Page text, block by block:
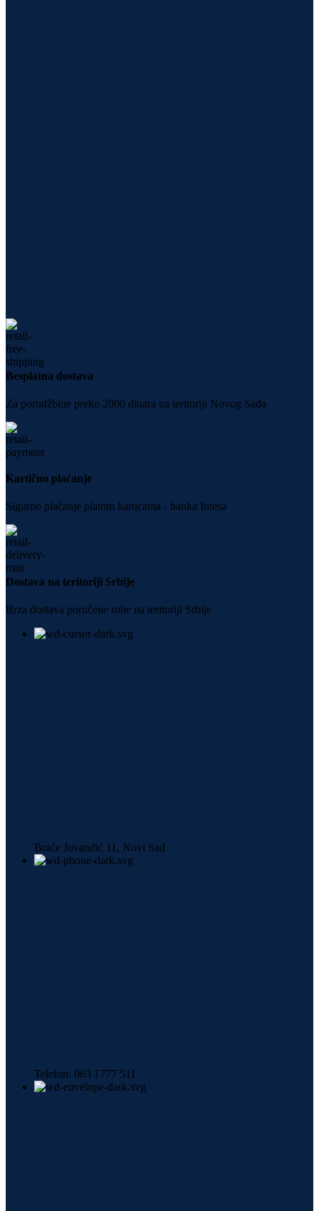
Besplatna dostava
Za porudžbine preko 2000 dinara na teritoriji Novog Sada
Kartično plaćanje
Sigurno plaćanje platnm karticama - banka Intesa
Dostava na teritoriji Srbije
Brza dostava poručene robe na teritoriji Srbije
Braće Jovandić 11, Novi Sad
Telefon: 063 1777 511